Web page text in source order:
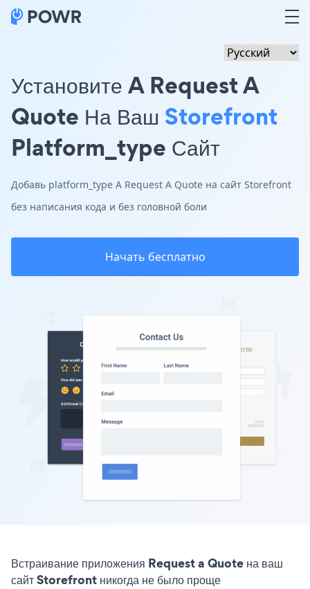
Установите A Request A
Quote На Ваш Storefront
Platform_type Сайт
Добавь platform_type A Request A Quote на сайт Storefront
без написания кода и без головной боли
Начать бесплатно
Встраивание приложения Request a Quote на ваш
сайт Storefront никогда не было проще